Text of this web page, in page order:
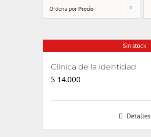
Ordena por Precio
Sin stock
Clínica de la identidad
$ 14.000
Detalles